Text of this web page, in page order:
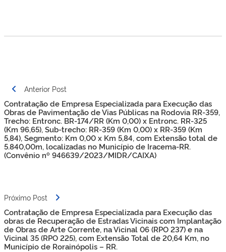
Navegação
de
Post
Anterior Post
Contratação de Empresa Especializada para Execução das
Obras de Pavimentação de Vias Públicas na Rodovia RR-359,
Trecho: Entronc. BR-174/RR (Km 0,00) x Entronc. RR-325
(Km 96,65), Sub-trecho: RR-359 (Km 0,00) x RR-359 (Km
5,84), Segmento: Km 0,00 x Km 5,84, com Extensão total de
5.840,00m, localizadas no Município de Iracema-RR.
(Convênio nº 946639/2023/MIDR/CAIXA)
Próximo Post
Contratação de Empresa Especializada para Execução das
obras de Recuperação de Estradas Vicinais com Implantação
de Obras de Arte Corrente, na Vicinal 06 (RPO 237) e na
Vicinal 35 (RPO 225), com Extensão Total de 20,64 Km, no
Município de Rorainópolis – RR.